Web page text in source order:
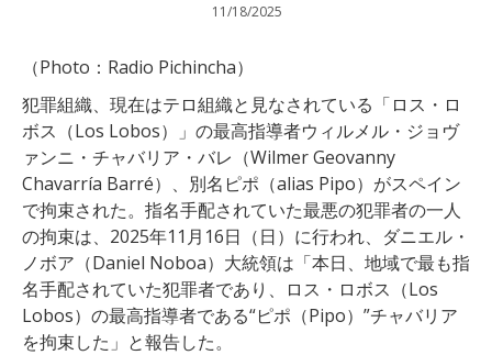
11/18/2025
（Photo：Radio Pichincha）
犯罪組織、現在はテロ組織と見なされている「ロス・ロ
ボス（Los Lobos）」の最高指導者ウィルメル・ジョヴ
ァンニ・チャバリア・バレ（Wilmer Geovanny
Chavarría Barré）、別名ピポ（alias Pipo）がスペイン
で拘束された。指名手配されていた最悪の犯罪者の一人
の拘束は、2025年11月16日（日）に行われ、ダニエル・
ノボア（Daniel Noboa）大統領は「本日、地域で最も指
名手配されていた犯罪者であり、ロス・ロボス（Los
Lobos）の最高指導者である“ピポ（Pipo）”チャバリア
を拘束した」と報告した。